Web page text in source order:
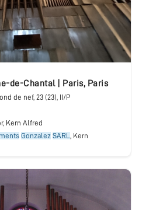
de-Chantal| Paris, Paris
de nef, 23 (23), II/P
Kern Alfred
Gonzalez SARL , Kern